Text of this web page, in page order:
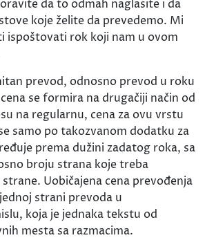
da to odmah naglasite i da
koje želite da prevedemo. Mi
ispoštovati rok koji nam u ovom
prevod, odnosno prevod u roku
se formira na drugačiji način od
na regularnu, cena za ovu vrstu
samo po takozvanom dodatku za
prema dužini zadatog roka, sa
broju strana koje treba
Uobičajena cena prevođenja
strani prevoda u
koja je jednaka tekstu od
mesta sa razmacima.